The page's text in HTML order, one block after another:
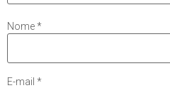
Nome*
E-mail *